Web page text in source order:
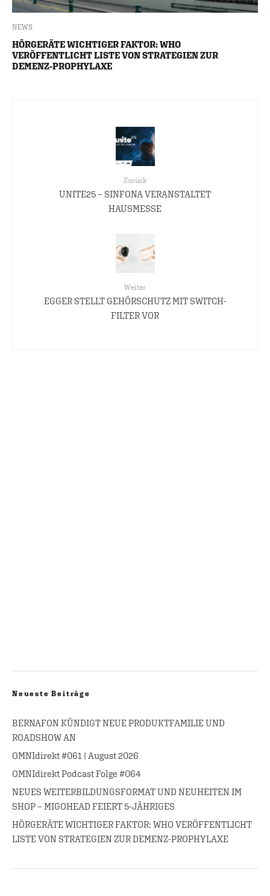
NEWS
HÖRGERÄTE WICHTIGER FAKTOR: WHO
VERÖFFENTLICHT LISTE VON STRATEGIEN ZUR
DEMENZ-PROPHYLAXE
Zurück
UNITE25 – SINFONA VERANSTALTET
HAUSMESSE
Weiter
EGGER STELLT GEHÖRSCHUTZ MIT SWITCH-
FILTER VOR
Neueste Beiträge
BERNAFON KÜNDIGT NEUE PRODUKTFAMILIE UND
ROADSHOW AN
OMNIdirekt #061 | August 2026
OMNIdirekt Podcast Folge #064
NEUES WEITERBILDUNGSFORMAT UND NEUHEITEN IM
SHOP – MIGOHEAD FEIERT 5-JÄHRIGES
HÖRGERÄTE WICHTIGER FAKTOR: WHO VERÖFFENTLICHT
LISTE VON STRATEGIEN ZUR DEMENZ-PROPHYLAXE